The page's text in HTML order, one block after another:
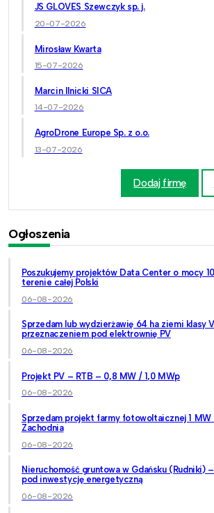
JS GLOVES Szewczyk sp. j.
20-07-2026
Mirosław Kwarta
15-07-2026
Marcin Ilnicki SICA
14-07-2026
AgroDrone Europe Sp. z o.o.
13-07-2026
Dodaj firmę
Ogłoszenia
Poszukujemy projektów Data Center o mocy
terenie całej Polski
06-08-2026
Sprzedam lub wydzierżawię 64 ha ziemi klasy
przeznaczeniem pod elektrownię PV
06-08-2026
Projekt PV – RTB – 0,8 MW / 1,0 MWp
06-08-2026
Sprzedam projekt farmy fotowoltaicznej 1 MW
Zachodnia
06-08-2026
Nieruchomość gruntowa w Gdańsku (Rudniki)
pod inwestycję energetyczną
06-08-2026